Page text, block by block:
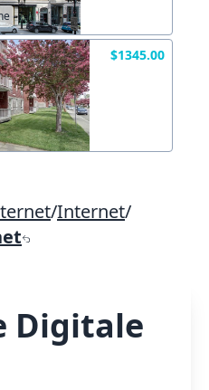
$1345.00
/Internet/
Digitale